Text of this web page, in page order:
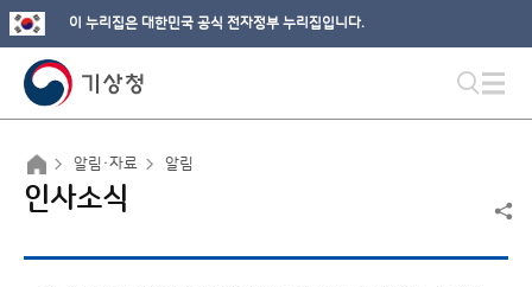
이 누리집은 대한민국 공식 전자정부 누리집입니다.
알림·자료 알림
인사소식